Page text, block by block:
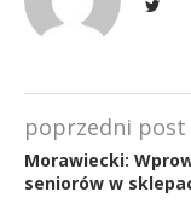
poprzedni post
Morawiecki:
seniorów w